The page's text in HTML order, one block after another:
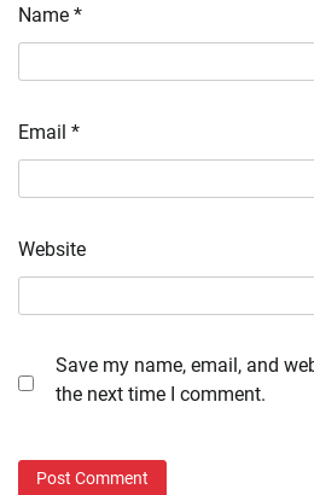
Name *
Email *
Website
Save my name, email, and
the next time I comment.